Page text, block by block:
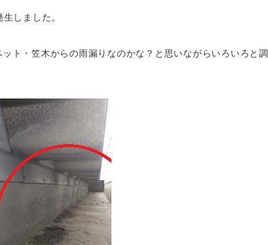
しました。
ト・笠木からの雨漏りなのかな？と思いながらいろいろと調